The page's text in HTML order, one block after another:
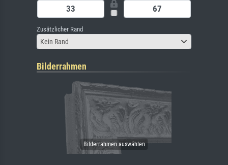
Zusätzlicher Rand
Kein Rand
Bilderrahmen